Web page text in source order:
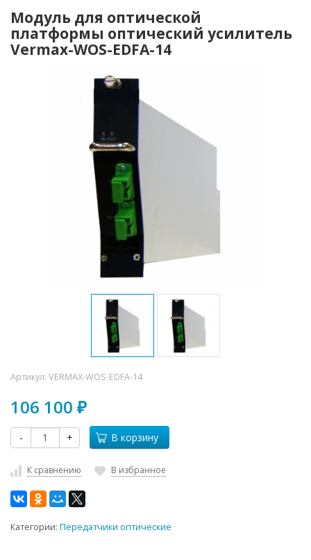
Модуль для оптической
платформы оптический усилитель
Vermax-WOS-EDFA-14
Артикул: VERMAX-WOS-EDFA-14
106 100 ₽
- + В корзину
К сравнению В избранное
Категории: Передатчики оптические